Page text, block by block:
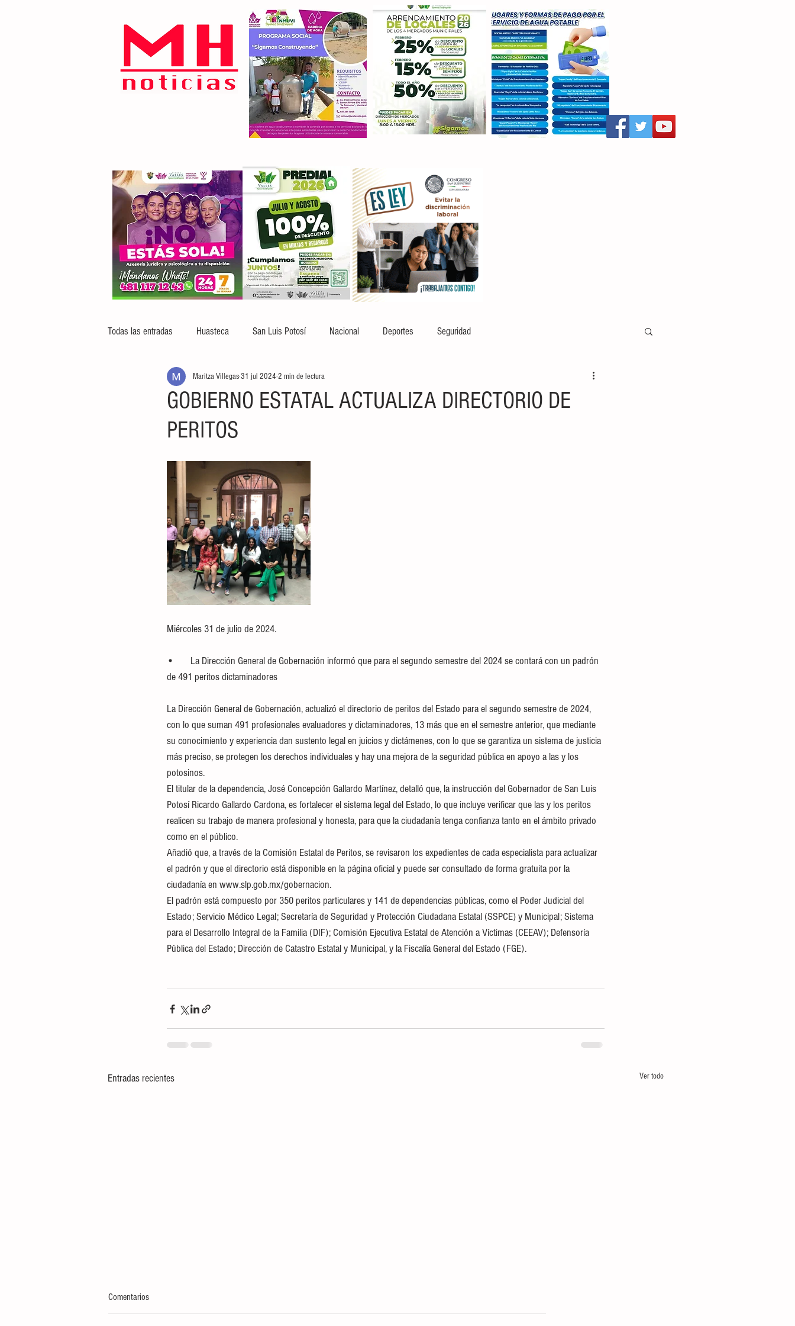
Todas las entradas Huasteca San Luis Potosí Nacional Deportes Seguridad
GOBIERNO ESTATAL ACTUALIZA DIRECTORIO DE
PERITOS
Maritza Villegas31 jul 2024 2 min de lectura
Miércoles 31 de julio de 2024.
•	La Dirección General de Gobernación informó que para el segundo semestre del 2024 se contará con un padrón
de 491 peritos dictaminadores
La Dirección General de Gobernación, actualizó el directorio de peritos del Estado para el segundo semestre de 2024,
con lo que suman 491 profesionales evaluadores y dictaminadores, 13 más que en el semestre anterior, que mediante
su conocimiento y experiencia dan sustento legal en juicios y dictámenes, con lo que se garantiza un sistema de justicia
más preciso, se protegen los derechos individuales y hay una mejora de la seguridad pública en apoyo a las y los
potosinos.
El titular de la dependencia, José Concepción Gallardo Martínez, detalló que, la instrucción del Gobernador de San Luis
Potosí Ricardo Gallardo Cardona, es fortalecer el sistema legal del Estado, lo que incluye verificar que las y los peritos
realicen su trabajo de manera profesional y honesta, para que la ciudadanía tenga confianza tanto en el ámbito privado
como en el público.
Añadió que, a través de la Comisión Estatal de Peritos, se revisaron los expedientes de cada especialista para actualizar
el padrón y que el directorio está disponible en la página oficial y puede ser consultado de forma gratuita por la
ciudadanía en www.slp.gob.mx/gobernacion.
El padrón está compuesto por 350 peritos particulares y 141 de dependencias públicas, como el Poder Judicial del
Estado; Servicio Médico Legal; Secretaría de Seguridad y Protección Ciudadana Estatal (SSPCE) y Municipal; Sistema
para el Desarrollo Integral de la Familia (DIF); Comisión Ejecutiva Estatal de Atención a Víctimas (CEEAV); Defensoría
Pública del Estado; Dirección de Catastro Estatal y Municipal, y la Fiscalía General del Estado (FGE).
Entradas recientes Ver todo
Comentarios